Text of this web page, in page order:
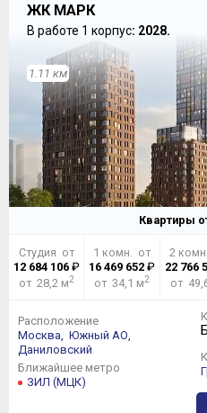
ЖК МАРК
В работе 1 корпус: 2028.
1.11 км
Квартиры
Студия от
12 684 106₽
от 28,2 м2
1 комн. от
16 469 652 ₽
от 34,1 м2
2
22 766
от
Расположение
Москва,
Южный АО,
Даниловский
Ближайшее метро
ЗИЛ (МЦК)